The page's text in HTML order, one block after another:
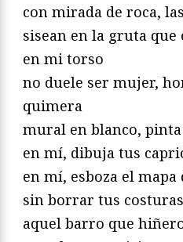
con mirada de roca,
sisean en la gruta que
en mi torso
no duele ser mujer,
quimera
mural en blanco,
en mí, dibuja tus
en mí, esboza el
sin borrar tus costuras
aquel barro que